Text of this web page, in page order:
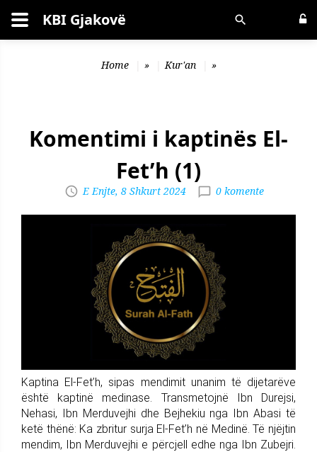
Kërko KBI Gjakovë
Home » Kur'an »
Komentimi i kaptinës El-
Fet’h (1)
E Enjte, 8 Shkurt 2024 0 komente
Kaptina El-Fet’h, sipas mendimit unanim të dijetarëve
është kaptinë medinase. Transmetojnë Ibn Durejsi,
Nehasi, Ibn Merduvejhi dhe Bejhekiu nga Ibn Abasi të
ketë thënë: Ka zbritur surja El-Fet’h në Medinë. Të njëjtin
mendim, Ibn Merduvejhi e përcjell edhe nga Ibn Zubejri.